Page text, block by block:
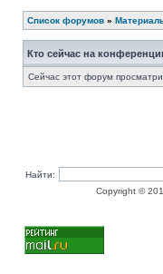
Список форумов »
Кто сейчас на
Сейчас этот форум
Найти:
Copyright ©